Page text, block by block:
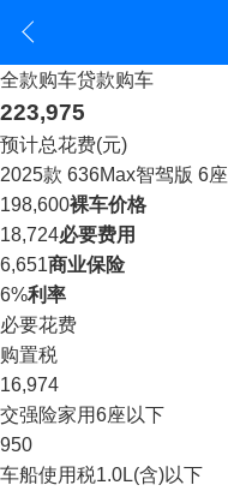
全款购车贷款购车
223,975
预计总花费(元)
2025款 636Max智驾版 6座
198,600裸车价格
18,724必要费用
6,651商业保险
6%利率
必要花费
购置税
16,974
交强险家用6座以下
950
车船使用税1.0L(含)以下